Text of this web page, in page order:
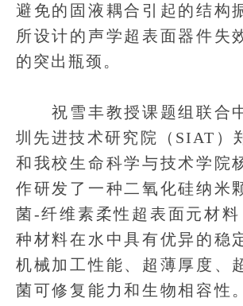
避免的固液耦合引起的结构
所设计的声学超表面器件失
的突出瓶颈。
祝雪丰教授课题组联合
圳先进技术研究院（SIAT）
和我校生命科学与技术学院
作研发了一种二氧化硅纳米
菌-纤维素柔性超表面元材
种材料在水中具有优异的稳
机械加工性能、超薄厚度、
菌可修复能力和生物相容性